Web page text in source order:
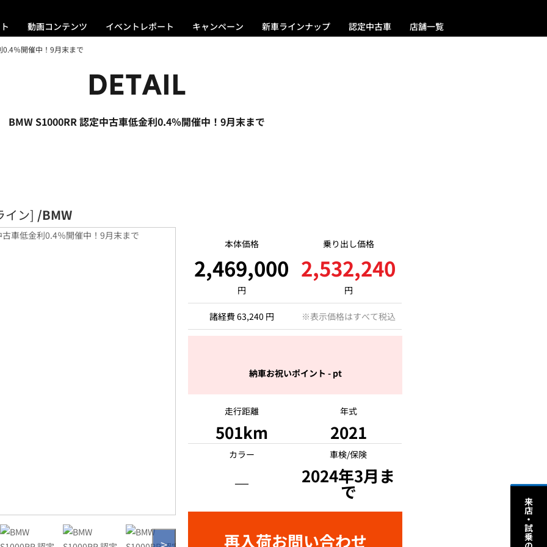
動画コンテンツ イベントレポート キャンペーン 新車ラインナップ 認定中古車 店舗一覧
％開催中！9月末まで
DETAIL
BMW S1000RR 認定中古車低金利0.4％開催中！9月末まで
イン] /BMW
本体価格 乗り出し価格
2,469,000
円
2,532,240
円
諸経費 63,240 円 ※表示価格はすべて税込
納車お祝いポイント - pt
走行距離 年式
501km 2021
カラー 車検/保険
― 2024年3月ま
で
再入荷お問い合わせ